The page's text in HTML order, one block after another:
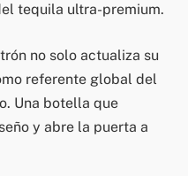
tequila ultra-premium.
no solo actualiza su
referente global del
Una botella que
y abre la puerta a